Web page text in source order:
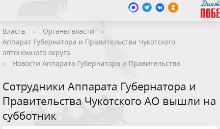
Власть › Органы власти
›
Аппарат Губернатора и Правительства Чукотского
автономного округа
›
Новости Аппарата Губернатора и Правительства
Сотрудники Аппарата Губернатора и
Правительства Чукотского АО вышли на
субботник